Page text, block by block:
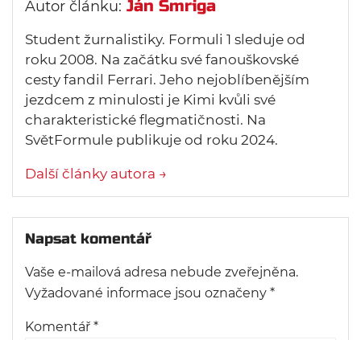
Autor článku: Ján Smriga
Student žurnalistiky. Formuli 1 sleduje od
roku 2008. Na začátku své fanouškovské
cesty fandil Ferrari. Jeho nejoblíbenějším
jezdcem z minulosti je Kimi kvůli své
charakteristické flegmatičnosti. Na
SvětFormule publikuje od roku 2024.
Další články autora →
Napsat komentář
Vaše e-mailová adresa nebude zveřejněna.
Vyžadované informace jsou označeny *
Komentář *